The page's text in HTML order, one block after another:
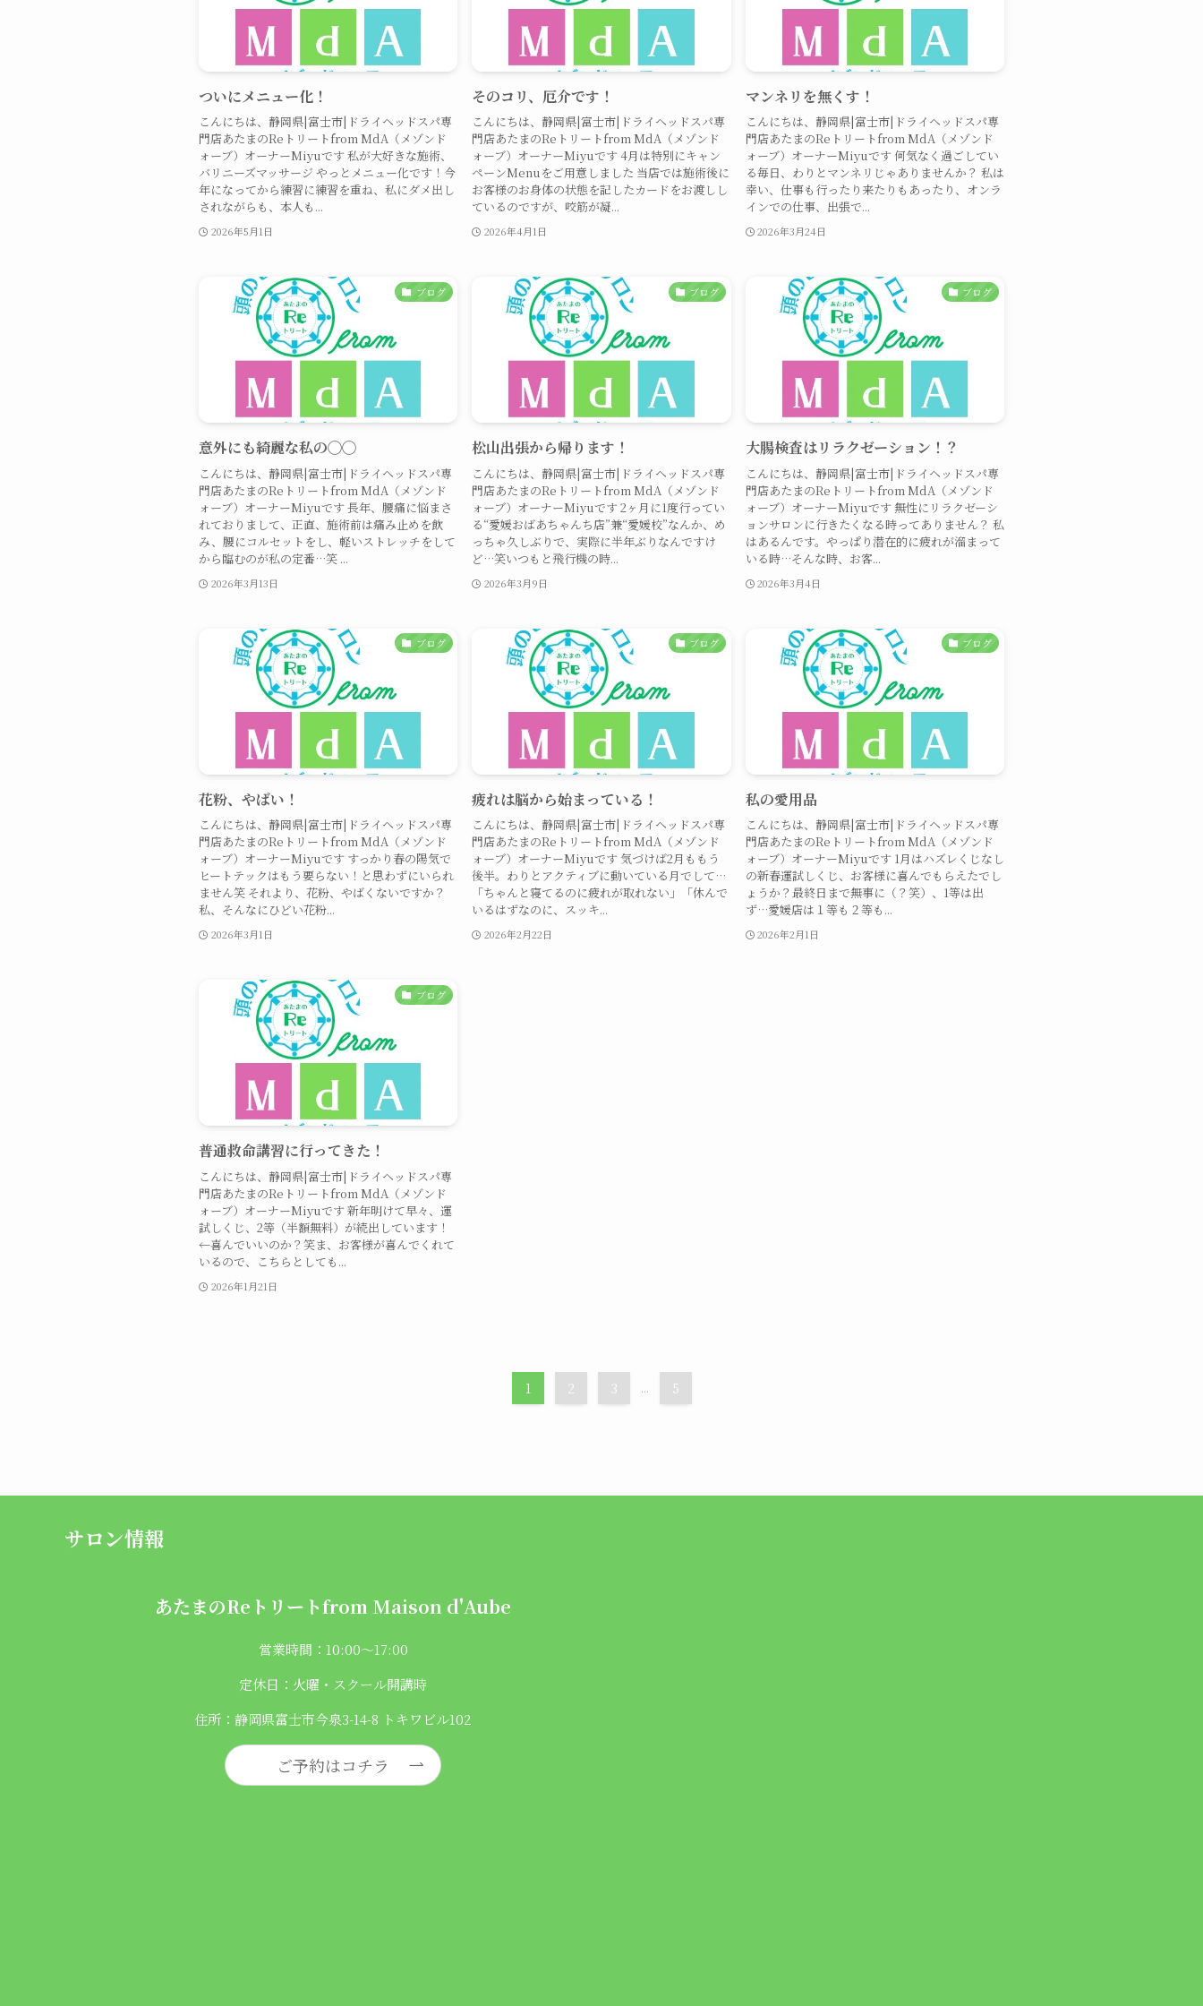
ついにメニュー化！
こんにちは、静岡県|富士市|ドライヘッドスパ専
門店あたまのReトリートfrom MdA（メゾンド
ォーブ）オーナーMiyuです 私が大好きな施術、
バリニーズマッサージ やっとメニュー化です！今
年になってから練習に練習を重ね、私にダメ出し
されながらも、本人も...
2026年5月1日
そのコリ、厄介です！
こんにちは、静岡県|富士市|ドライヘッドスパ専
門店あたまのReトリートfrom MdA（メゾンド
ォーブ）オーナーMiyuです 4月は特別にキャン
ペーンMenuをご用意しました 当店では施術後に
お客様のお身体の状態を記したカードをお渡しし
ているのですが、咬筋が凝...
2026年4月1日
マンネリを無くす！
こんにちは、静岡県|富士市|ドライヘッドスパ専
門店あたまのReトリートfrom MdA（メゾンド
ォーブ）オーナーMiyuです 何気なく過ごしてい
る毎日、わりとマンネリじゃありませんか？ 私は
幸い、仕事も行ったり来たりもあったり、オンラ
インでの仕事、出張で...
2026年3月24日
ブログ
意外にも綺麗な私の◯◯
こんにちは、静岡県|富士市|ドライヘッドスパ専
門店あたまのReトリートfrom MdA（メゾンド
ォーブ）オーナーMiyuです 長年、腰痛に悩まさ
れておりまして、正直、施術前は痛み止めを飲
み、腰にコルセットをし、軽いストレッチをして
から臨むのが私の定番…笑 ...
2026年3月13日
ブログ
松山出張から帰ります！
こんにちは、静岡県|富士市|ドライヘッドスパ専
門店あたまのReトリートfrom MdA（メゾンド
ォーブ）オーナーMiyuです 2ヶ月に1度行ってい
る“愛媛おばあちゃんち店”兼“愛媛校”なんか、め
っちゃ久しぶりで、実際に半年ぶりなんですけ
ど…笑いつもと飛行機の時...
2026年3月9日
ブログ
大腸検査はリラクゼーション！？
こんにちは、静岡県|富士市|ドライヘッドスパ専
門店あたまのReトリートfrom MdA（メゾンド
ォーブ）オーナーMiyuです 無性にリラクゼーシ
ョンサロンに行きたくなる時ってありません？ 私
はあるんです。やっぱり潜在的に疲れが溜まって
いる時…そんな時、お客...
2026年3月4日
ブログ
花粉、やばい！
こんにちは、静岡県|富士市|ドライヘッドスパ専
門店あたまのReトリートfrom MdA（メゾンド
ォーブ）オーナーMiyuです すっかり春の陽気で
ヒートテックはもう要らない！と思わずにいられ
ません笑 それより、花粉、やばくないですか？
私、そんなにひどい花粉...
2026年3月1日
ブログ
疲れは脳から始まっている！
こんにちは、静岡県|富士市|ドライヘッドスパ専
門店あたまのReトリートfrom MdA（メゾンド
ォーブ）オーナーMiyuです 気づけば2月ももう
後半。わりとアクティブに動いている月でして…
「ちゃんと寝てるのに疲れが取れない」「休んで
いるはずなのに、スッキ...
2026年2月22日
ブログ
私の愛用品
こんにちは、静岡県|富士市|ドライヘッドスパ専
門店あたまのReトリートfrom MdA（メゾンド
ォーブ）オーナーMiyuです 1月はハズレくじなし
の新春運試しくじ、お客様に喜んでもらえたでし
ょうか？最終日まで無事に（？笑）、1等は出
ず…愛媛店は１等も２等も...
2026年2月1日
ブログ
普通救命講習に行ってきた！
こんにちは、静岡県|富士市|ドライヘッドスパ専
門店あたまのReトリートfrom MdA（メゾンド
ォーブ）オーナーMiyuです 新年明けて早々、運
試しくじ、2等（半額無料）が続出しています！
←喜んでいいのか？笑ま、お客様が喜んでくれて
いるので、こちらとしても...
2026年1月21日
1 2 3 ... 5
サロン情報
あたまのReトリートfrom Maison d'Aube
営業時間：10:00〜17:00
定休日：火曜・スクール開講時
住所：静岡県富士市今泉3-14-8 トキワビル102
ご予約はコチラ